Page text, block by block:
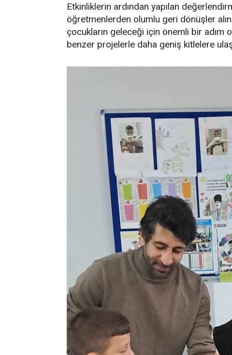
Etkinliklerin ardından yapılan
öğretmenlerden olumlu geri dönüşler
çocukların geleceği için önemli bir
benzer projelerle daha geniş kitlelere